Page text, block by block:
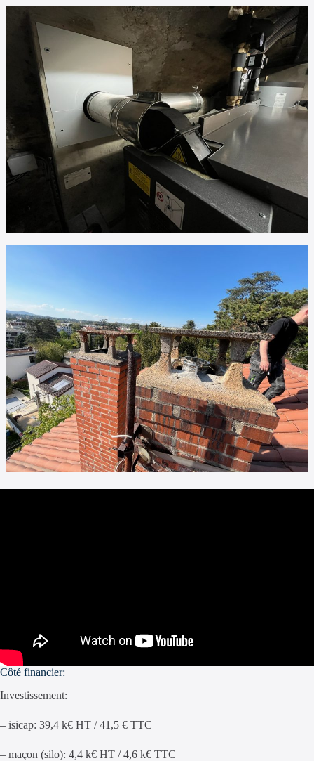
Côté financier:
Investissement:
– isicap: 39,4 k€ HT / 41,5 € TTC
– maçon (silo): 4,4 k€ HT / 4,6 k€ TTC